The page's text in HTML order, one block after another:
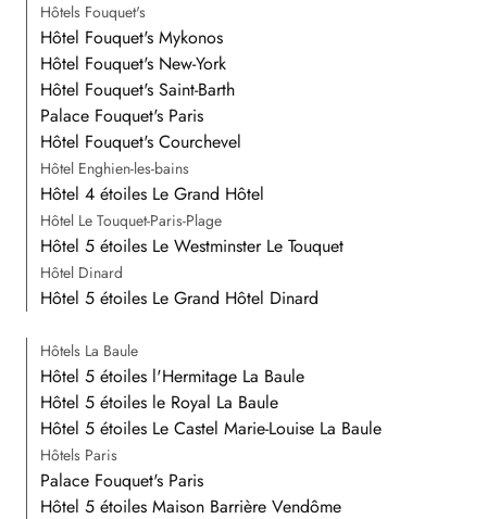
Hôtels Fouquet's
Hôtel Fouquet's Mykonos
Hôtel Fouquet's New-York
Hôtel Fouquet's Saint-Barth
Palace Fouquet's Paris
Hôtel Fouquet's Courchevel
Hôtel Enghien-les-bains
Hôtel 4 étoiles Le Grand Hôtel
Hôtel Le Touquet-Paris-Plage
Hôtel 5 étoiles Le Westminster Le Touquet
Hôtel Dinard
Hôtel 5 étoiles Le Grand Hôtel Dinard
Hôtels La Baule
Hôtel 5 étoiles l'Hermitage La Baule
Hôtel 5 étoiles le Royal La Baule
Hôtel 5 étoiles Le Castel Marie-Louise La Baule
Hôtels Paris
Palace Fouquet's Paris
Hôtel 5 étoiles Maison Barrière Vendôme